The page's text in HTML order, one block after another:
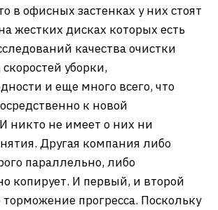
в офисных застенках у них стоят
жестких дисках которых есть
качества очистки
уборки,
и еще много всего, что
к новой
никто не имеет о них ни
Другая компания либо
параллельно, либо
копирует. И первый, и второй
прогресса. Поскольку